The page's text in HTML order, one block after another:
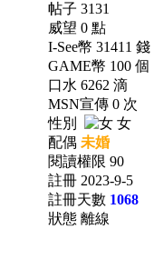
帖子 3131
威望 0 點
I-See幣 31411 錢
GAME幣 100 個
口水 6262 滴
MSN宣傳 0 次
性別
女
配偶 未婚
閱讀權限 90
註冊 2023-9-5
註冊天數 1068
狀態 離線